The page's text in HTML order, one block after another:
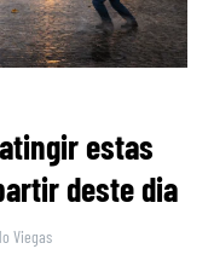
estas
deste dia
Viegas